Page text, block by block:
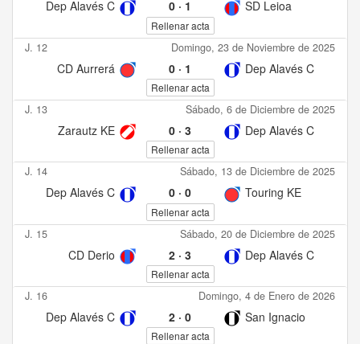
Dep Alavés C 0· 1 SD Leioa
Rellenar acta
J. 12 Domingo, 23 de Noviembre de 2025
CD Aurrerá 0· 1 Dep Alavés C
Rellenar acta
J. 13 Sábado, 6 de Diciembre de 2025
Zarautz KE 0· 3 Dep Alavés C
Rellenar acta
J. 14 Sábado, 13 de Diciembre de 2025
Dep Alavés C 0· 0 Touring KE
Rellenar acta
J. 15 Sábado, 20 de Diciembre de 2025
CD Derio 2· 3 Dep Alavés C
Rellenar acta
J. 16 Domingo, 4 de Enero de 2026
Dep Alavés C 2· 0 San Ignacio
Rellenar acta